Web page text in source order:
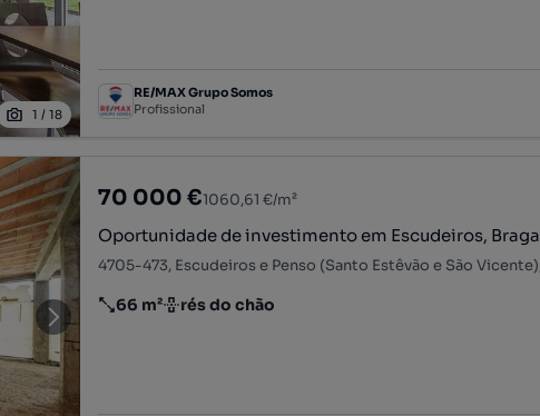
1 /18
RE/MAX Grupo Somos
Profissional
70 000 €1060,61 €/m²
Oportunidade de investimento em Escudeiros, Braga
Preço por metro quadrado
66 m²
Andar rés do chão